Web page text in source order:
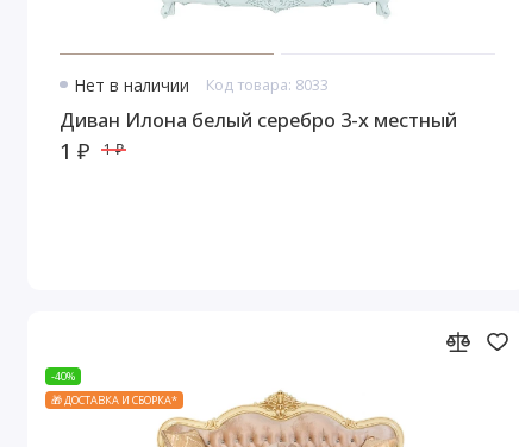
Нет в наличии Код товара: 8033
Диван Илона белый серебро 3-х местный
1 ₽ 1 ₽
-40%
🎁 ДОСТАВКА И СБОРКА*